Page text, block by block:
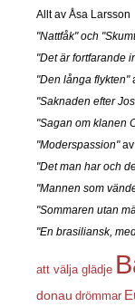
Allt av Åsa Larsson
"Nattfåk" och
"Det är fortfarande
"Den långa flykten"
"Saknaden efter
"Sagan om klanen
"Moderspassion"av
"Det man har och
"Mannen som
"Sommaren utan
"En brasiliansk,
att välja glädje
donau drömmar